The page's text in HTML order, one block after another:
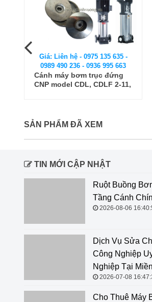
Giá: Liên hệ - 0975 135 635 -
0989 490 236 - 0936 995 663
Phụ tùng bơm trục đứng
KSB Movitec 40/6 B - Ruột
SẢN PHẨM ĐÃ XEM
TIN MỚI CẬP NHẬT
Ruột Buồng
Tầng Cánh
2026-08-06
Dịch Vụ Sửa
Công Nghiệp
Nghiệp Tại
2026-07-08
Cho Thuê Máy Bơm Trục Đứng